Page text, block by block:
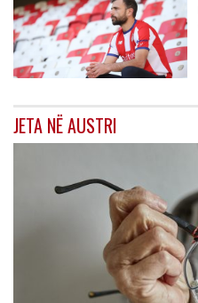
JETA NË AUSTRI